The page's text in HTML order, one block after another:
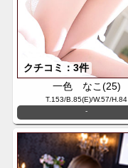
クチコミ：3件
一色 なこ(25)
T.153/B.85(E)/W.57/H.84
-